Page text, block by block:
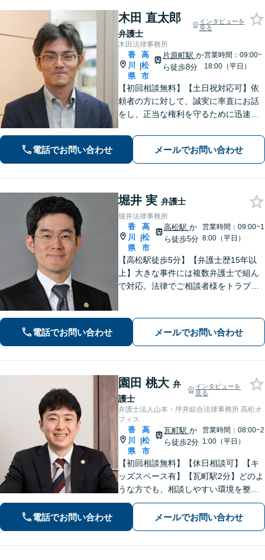
木田 直太郎
弁護士
インタビューを
見る
木田法律事務所
香
川
県
|
高
松
市
片原町駅 か
ら徒歩8分
営業時間：09:00~
18:00（平日）
【初回相談無料】【土日祝対応可】依
頼者の方に対して、誠実に率直にお話
をし、正当な権利を守るために迅速に
テラン弁護士のノウハウと、若手弁護
士のフットワークで、依頼者の方の多
様なニーズに応えます。
電話でお問い合わせ メールでお問い合わせ
堀井 実 弁護士
堀井法律事務所
香
川
県
|
高
松
市
高松駅 か
ら徒歩5分
営業時間：09:00~1
8:00（平日）
【高松駅徒歩5分】【弁護士歴15年以
上】大きな事件には複数弁護士で組ん
で対応。法律でご相談者様をトラブル
人として、誠心誠意ご対応します。お
気軽にご連絡ください。
電話でお問い合わせ メールでお問い合わせ
園田 桃大 弁
護士
インタビューを
見る
弁護士法人山本・坪井綜合法律事務所 高松オ
フィス
香
川
県
|
高
松
市
瓦町駅 か
ら徒歩2分
営業時間：08:00~2
1:00（平日）
【初回相談無料】【休日相談可】【キ
ッズスペース有】【瓦町駅2分】どのよ
うな方でも、相談しやすい環境を整え
ています。依頼者様に寄り添った対応
を心がけています。【離婚・男女問
題】DV被害へ積極的に対応。お気軽に
電話でお問い合わせ メールでお問い合わせ